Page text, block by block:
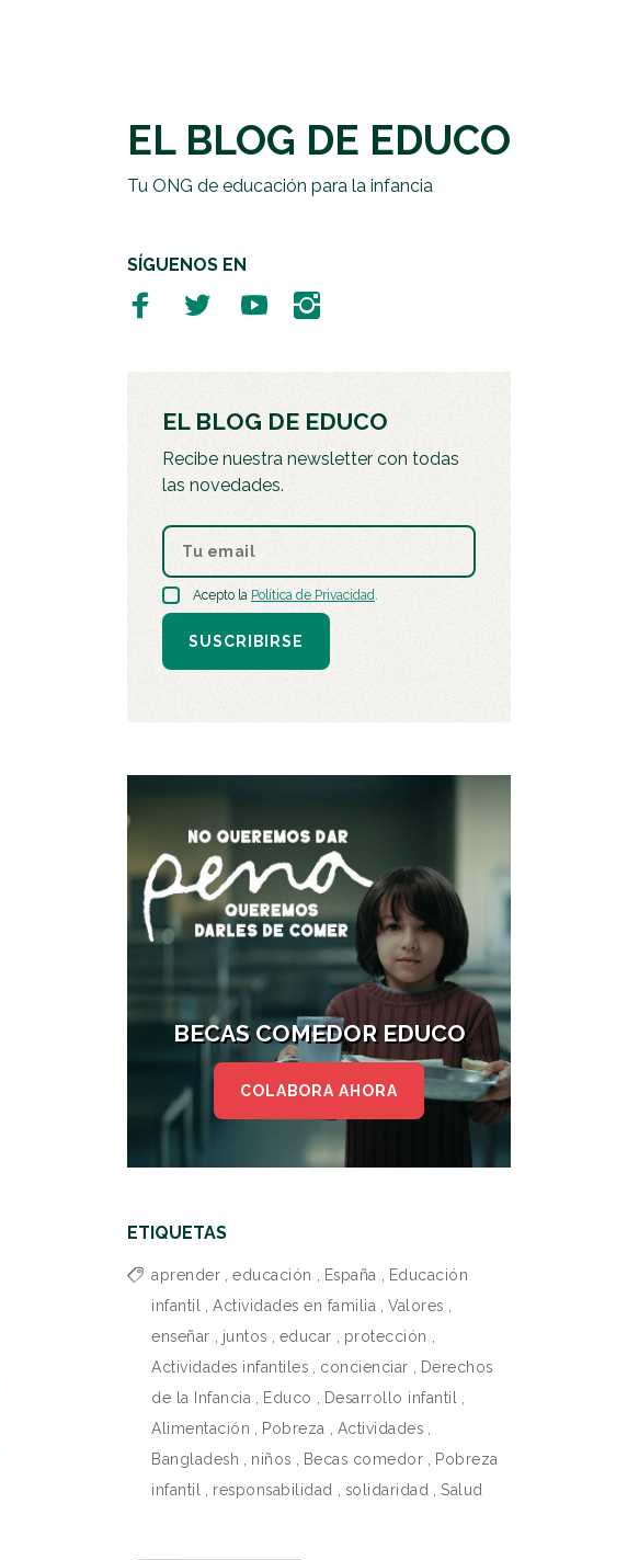
EL BLOG DE EDUCO
Tu ONG de educación para la infancia
SÍGUENOS EN
EL BLOG DE EDUCO
Recibe nuestra newsletter con todas
las novedades.
Acepto la Política de Privacidad.
SUSCRIBIRSE
BECAS COMEDOR EDUCO
COLABORA AHORA
ETIQUETAS
aprender educación España
Educación
infantil
Actividades en familia Valores
enseñar
juntos educar protección
Actividades infantiles
concienciar
Derechos
de la Infancia
Educo Desarrollo infantil
Alimentación
Pobreza Actividades
Bangladesh
niños Becas comedor
Pobreza
infantil
responsabilidad solidaridad Salud